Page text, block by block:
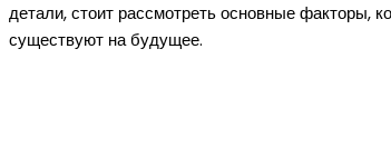
детали, стоит рассмотреть основные факторы,
существуют на будущее.